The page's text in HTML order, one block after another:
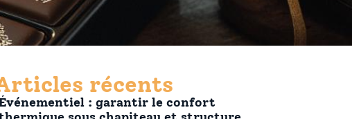
récents
Événementiel : garantir le confort